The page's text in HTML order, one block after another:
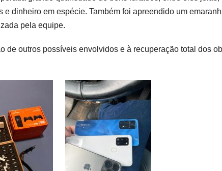
dinheiro em espécie. Também foi apreendido um
pela equipe.
de outros possíveis envolvidos e à recuperação total dos